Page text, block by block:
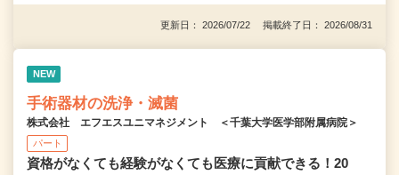
更新日： 2026/07/22 掲載終了日： 2026/08/31
NEW
手術器材の洗浄・滅菌
株式会社 エフエスユニマネジメント ＜千葉大学医学部附属病院＞
パート
資格がなくても経験がなくても医療に貢献できる！20